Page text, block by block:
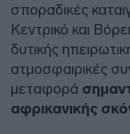
σποραδικές
Κεντρικό και
δυτικής
ατμοσφαιρικές
μεταφορά
αφρικανικής